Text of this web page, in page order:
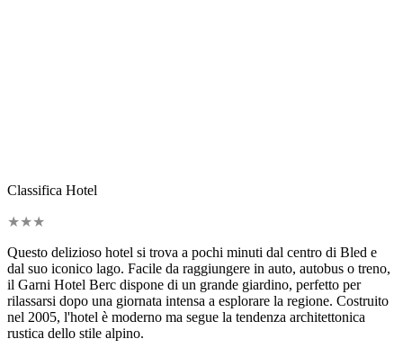
Classifica Hotel
★★★
Questo delizioso hotel si trova a pochi minuti dal centro di Bled e
dal suo iconico lago. Facile da raggiungere in auto, autobus o treno,
il Garni Hotel Berc dispone di un grande giardino, perfetto per
rilassarsi dopo una giornata intensa a esplorare la regione. Costruito
nel 2005, l'hotel è moderno ma segue la tendenza architettonica
rustica dello stile alpino.